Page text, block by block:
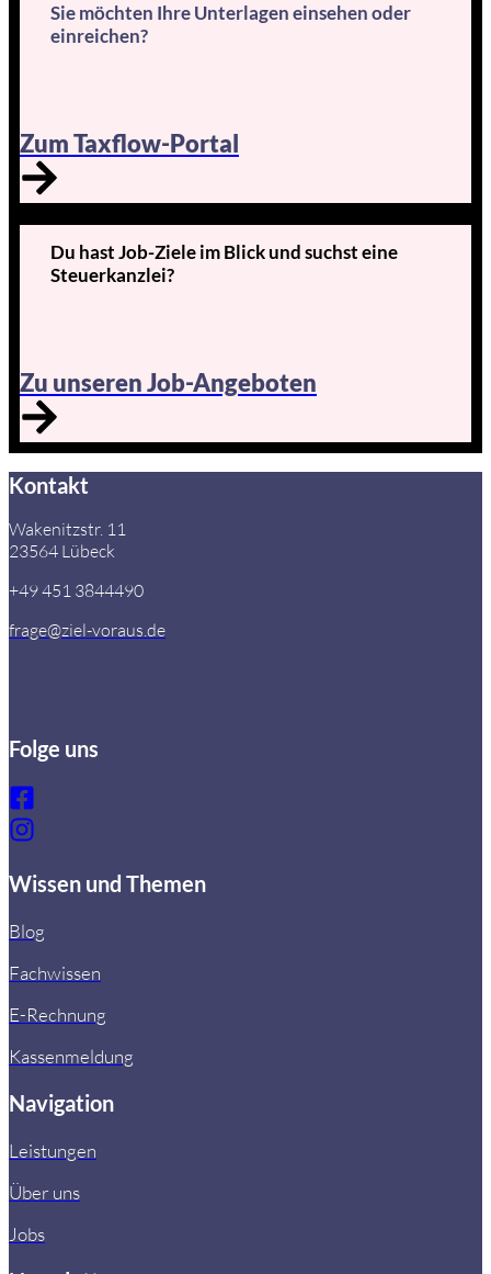
Sie möchten Ihre Unterlagen einsehen oder
einreichen?
Zum Taxflow-Portal
Du hast Job-Ziele im Blick und suchst eine
Steuerkanzlei?
Zu unseren Job-Angeboten
Kontakt
Wakenitzstr. 11
23564 Lübeck
+49 451 3844490
frage@ziel-voraus.de
Folge uns
Wissen und Themen
Blog
Fachwissen
E-Rechnung
Kassenmeldung
Navigation
Leistungen
Über uns
Jobs